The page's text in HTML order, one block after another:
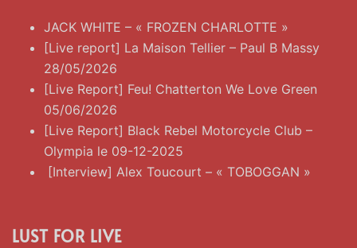
JACK WHITE – « FROZEN CHARLOTTE »
[Live report] La Maison Tellier – Paul B Massy
28/05/2026
[Live Report] Feu! Chatterton We Love Green
05/06/2026
[Live Report] Black Rebel Motorcycle Club –
Olympia le 09-12-2025
[Interview] Alex Toucourt – « TOBOGGAN »
LUST FOR LIVE